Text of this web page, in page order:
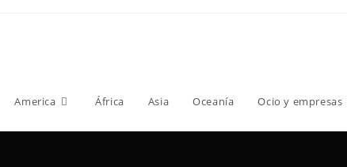
America África Asia Oceanía Ocio y empresas